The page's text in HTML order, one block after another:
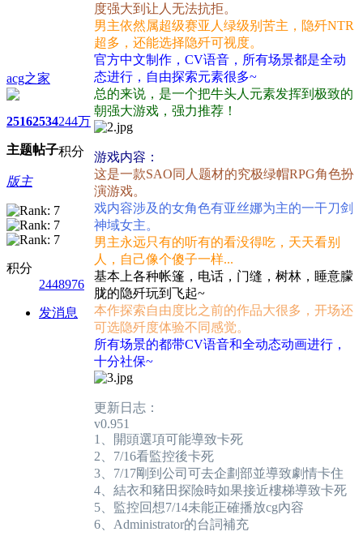
acg之家
2516
主题
2534
帖子
244万
积分
版主
积分
2448976
发消息
度强大到让人无法抗拒。
男主依然属超级赛亚人绿级别苦主，隐歼NTR
超多，还能选择隐歼可视度。
官方中文制作，CV语音，所有场景都是全动
态进行，自由探索元素很多~
总的来说，是一个把牛头人元素发挥到极致的
朝强大游戏，强力推荐！
游戏内容：
这是一款SAO同人题材的究极绿帽RPG角色扮
演游戏。
戏内容涉及的女角色有亚丝娜为主的一干刀剑
神域女主。
男主永远只有的听有的看没得吃，天天看别
人，自己像个傻子一样...
基本上各种帐篷，电话，门缝，树林，睡意朦
胧的隐歼玩到飞起~
本作探索自由度比之前的作品大很多，开场还
可选隐歼度体验不同感觉。
所有场景的都带CV语音和全动态动画进行，
十分社保~
更新日志：
v0.951
1、開頭選項可能導致卡死
2、7/16看監控後卡死
3、7/17剛到公司可去企劃部並導致劇情卡住
4、結衣和豬田探險時如果接近樓梯導致卡死
5、監控回想7/14未能正確播放cg內容
6、Administrator的台詞補充